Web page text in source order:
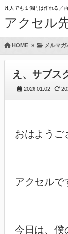
凡人でも１億円は作れる／
アクセル
HOME» メルマ
え、サブス
2026.01.02
おはようご
アクセルで
今日は、僕